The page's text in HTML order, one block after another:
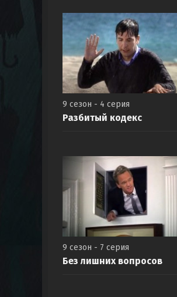
9 сезон - 4 серия
Разбитый кодекс
9 сезон - 7 серия
Без лишних вопросов